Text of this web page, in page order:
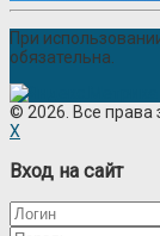
При
обязательна.
© 2026. Все права
X
Вход на сайт